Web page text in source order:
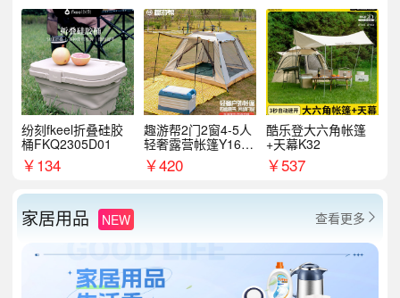
纷刻fkeel折叠硅胶
桶FKQ2305D01
￥134
趣游帮2门2窗4-5人
轻奢露营帐篷Y16pl
us
￥420
酷乐登大六角帐篷
+天幕K32
￥537
家居用品 NEW 查看更多 